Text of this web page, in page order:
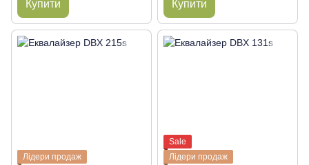
Купити Купити
Лідери продаж
Sale
Лідери продаж